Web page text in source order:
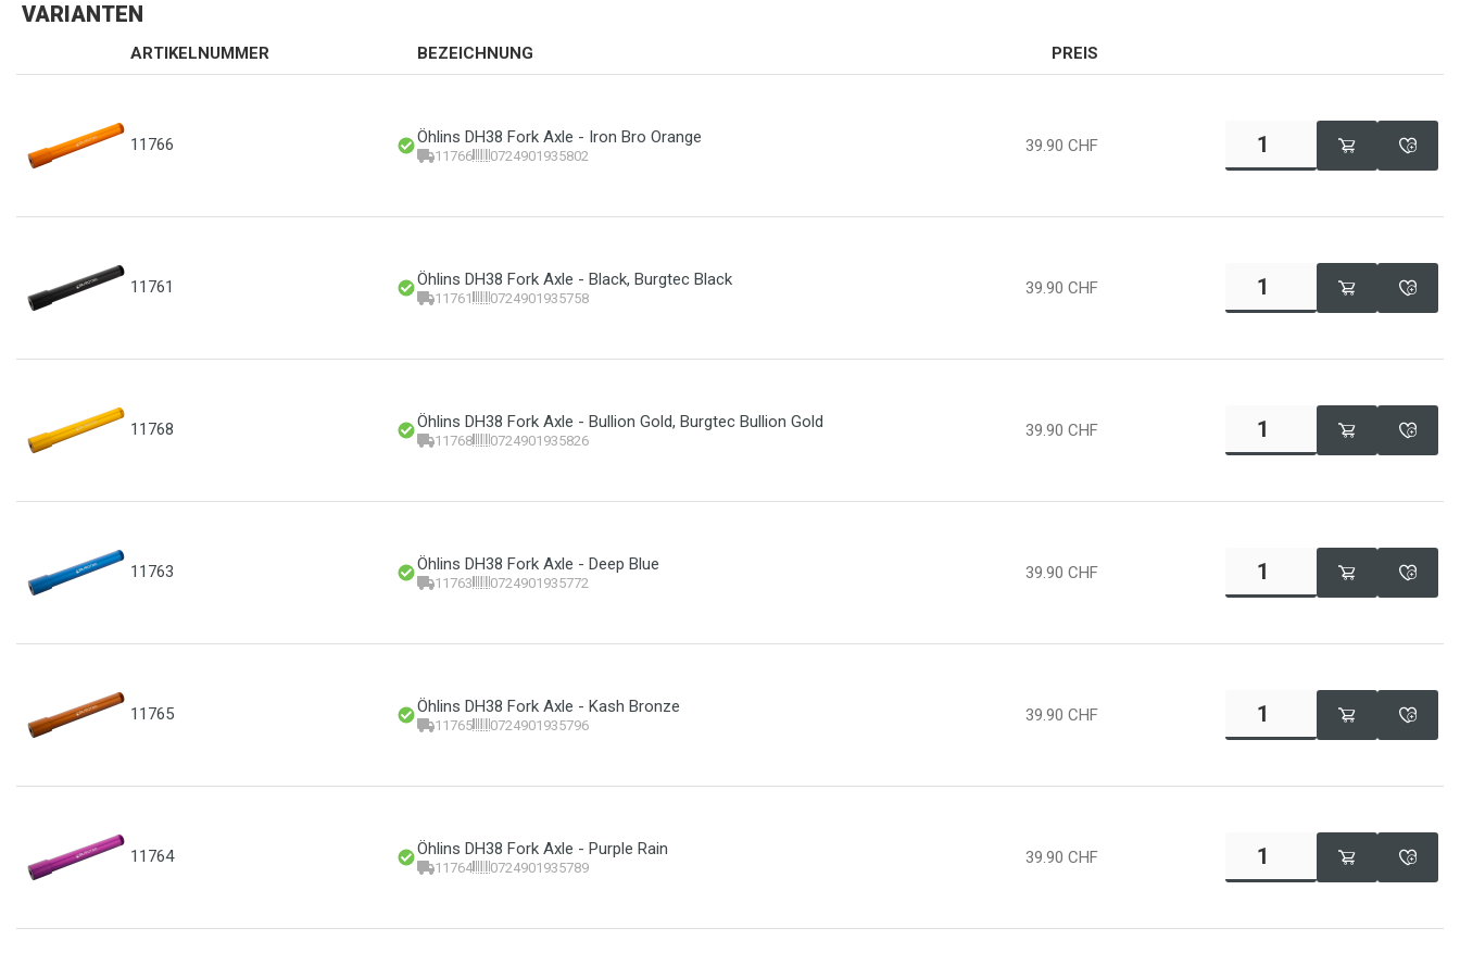
VARIANTEN
ARTIKELNUMMER BEZEICHNUNG PREIS
11766 Öhlins DH38 Fork Axle - Iron Bro Orange
11766 0724901935802 39.90 CHF
11761 Öhlins DH38 Fork Axle - Black, Burgtec Black
11761 0724901935758 39.90 CHF
11768 Öhlins DH38 Fork Axle - Bullion Gold, Burgtec Bullion Gold
11768 0724901935826 39.90 CHF
11763 Öhlins DH38 Fork Axle - Deep Blue
11763 0724901935772 39.90 CHF
11765 Öhlins DH38 Fork Axle - Kash Bronze
11765 0724901935796 39.90 CHF
11764 Öhlins DH38 Fork Axle - Purple Rain
11764 0724901935789 39.90 CHF